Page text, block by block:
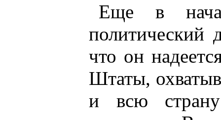
Еще в
политический
что он
Штаты,
и всю